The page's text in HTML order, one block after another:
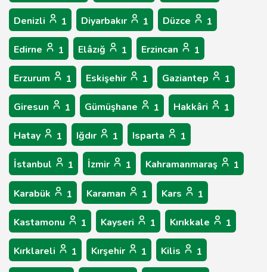
Denizli 1 Diyarbakır 1 Düzce 1
Edirne 1 Elâzığ 1 Erzincan 1
Erzurum 1 Eskişehir 1 Gaziantep 1
Giresun 1 Gümüşhane 1 Hakkâri 1
Hatay 1 Iğdır 1 Isparta 1
İstanbul 1 İzmir 1 Kahramanmaraş 1
Karabük 1 Karaman 1 Kars 1
Kastamonu 1 Kayseri 1 Kırıkkale 1
Kırklareli 1 Kırşehir 1 Kilis 1